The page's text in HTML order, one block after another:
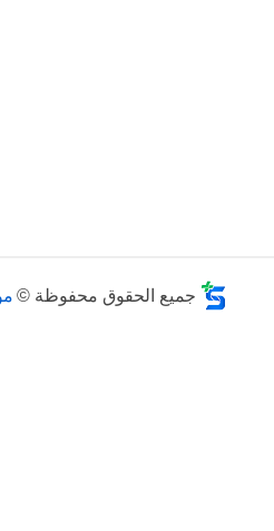
جميع الحقوق محفوظة ©